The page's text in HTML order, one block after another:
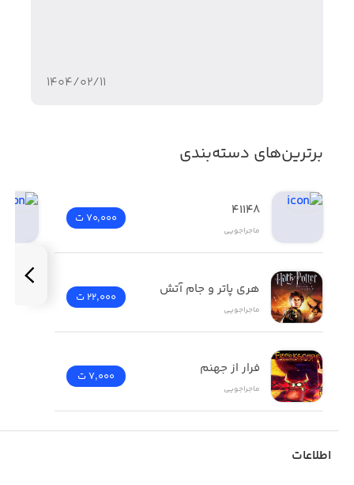
۱۴۰۴/۰۲/۱۱
برترین‌های دسته‌بندی
41148
ماجراجویی
70,000 ت
هری پاتر و جام آتش
ماجراجویی
22,000 ت
فرار از جهنم
ماجراجویی
7,000 ت
اطلاعات